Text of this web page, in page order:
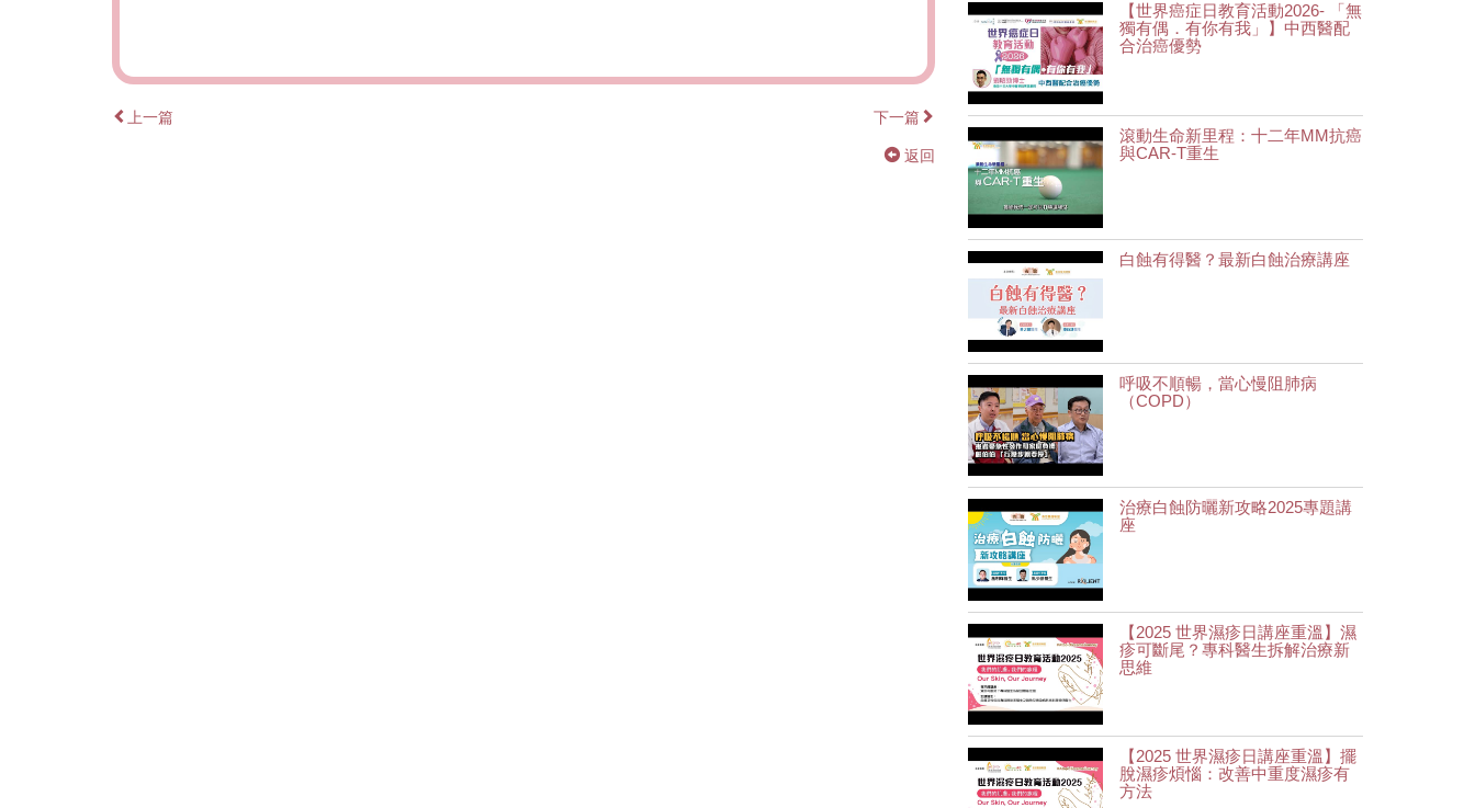
上一篇 下一篇
返回
【世界癌症日教育活動2026- 「無
獨有偶．有你有我」】中西醫配
合治癌優勢
滾動生命新里程：十二年MM抗癌
與CAR-T重生
白蝕有得醫？最新白蝕治療講座
呼吸不順暢，當心慢阻肺病
（COPD）
治療白蝕防曬新攻略2025專題講
座
【2025 世界濕疹日講座重溫】濕
疹可斷尾？專科醫生拆解治療新
思維
【2025 世界濕疹日講座重溫】擺
脫濕疹煩惱：改善中重度濕疹有
方法